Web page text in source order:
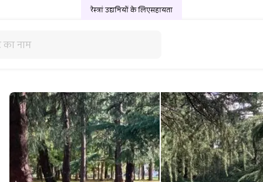
रेस्त्रां उद्यमियों के लिएसहायता